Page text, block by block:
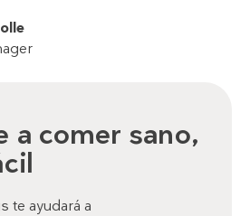
a comer sano,
te ayudará a